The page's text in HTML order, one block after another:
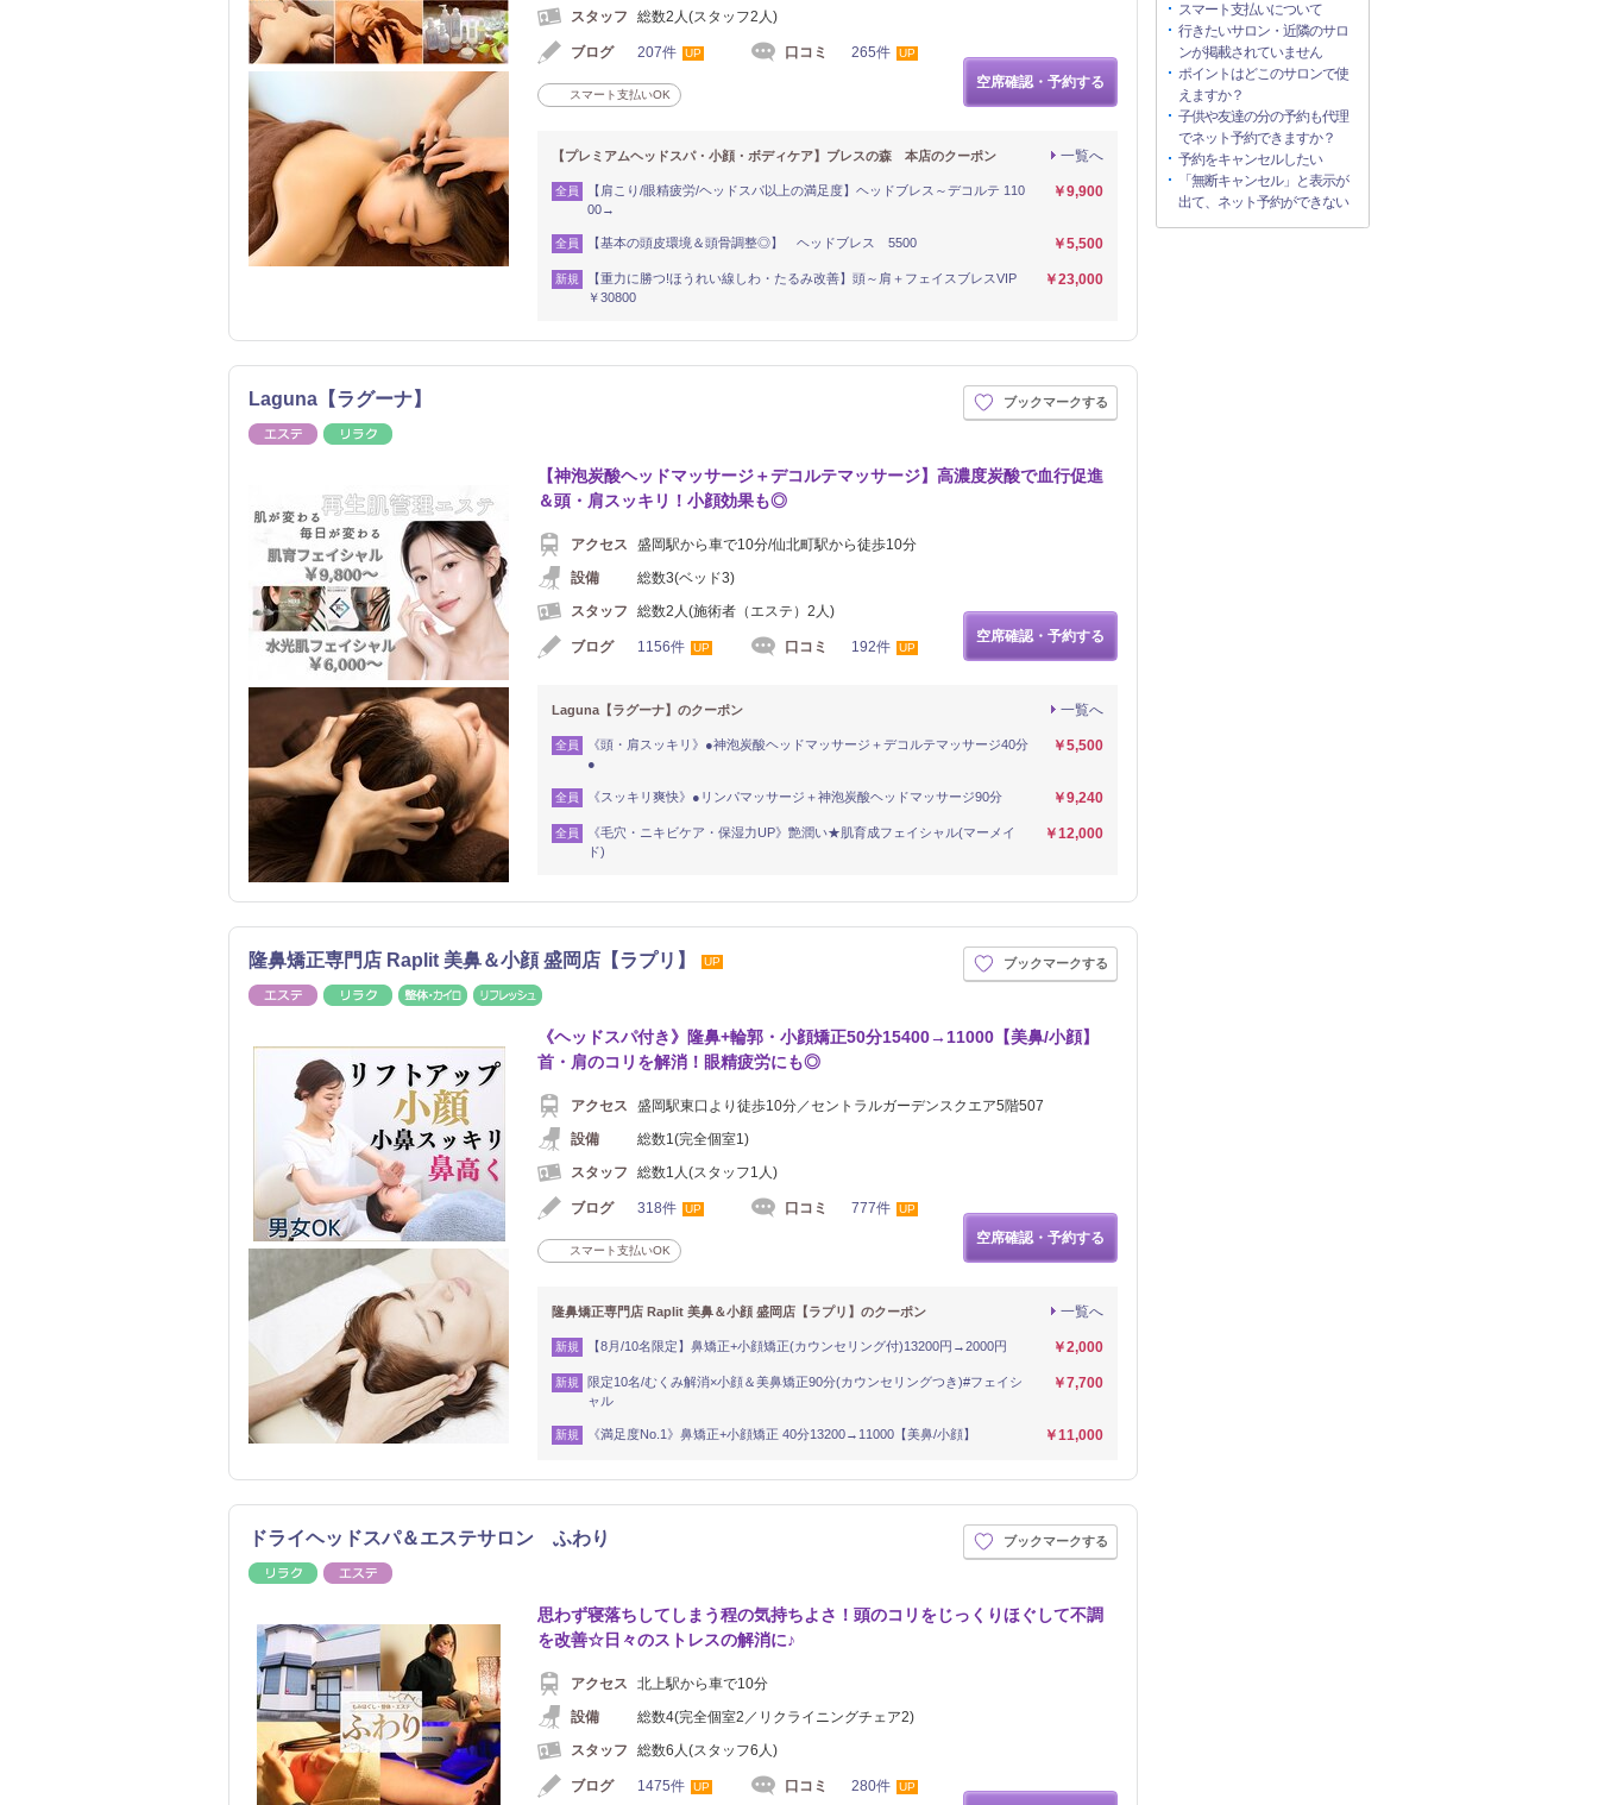
スタッフ
総数2人(スタッフ2人)
ブログ 207件 UP 口コミ 265件 UP
スマート支払いOK
空席確認・予約する
一覧へ
【プレミアムヘッドスパ・小顔・ボディケア】ブレスの森 本店のクーポン
全員
【肩こり/眼精疲労/ヘッドスパ以上の満足度】ヘッドブレス～デコルテ 110
00→
￥9,900
全員 【基本の頭皮環境＆頭骨調整◎】 ヘッドブレス 5500 ￥5,500
新規
【重力に勝つ!ほうれい線しわ・たるみ改善】頭～肩＋フェイスブレスVIP
￥30800
￥23,000
Laguna【ラグーナ】
エステ
ブックマークする
【神泡炭酸ヘッドマッサージ＋デコルテマッサージ】高濃度炭酸で血行促進
＆頭・肩スッキリ！小顔効果も◎
アクセス
盛岡駅から車で10分/仙北町駅から徒歩10分
設備
総数3(ベッド3)
スタッフ
総数2人(施術者（エステ）2人)
ブログ 1156件 UP 口コミ 192件 UP
空席確認・予約する
一覧へ
Laguna【ラグーナ】のクーポン
全員
《頭・肩スッキリ》●神泡炭酸ヘッドマッサージ＋デコルテマッサージ40分
●
￥5,500
全員 《スッキリ爽快》●リンパマッサージ＋神泡炭酸ヘッドマッサージ90分 ￥9,240
全員
《毛穴・ニキビケア・保湿力UP》艶潤い★肌育成フェイシャル(マーメイ
ド)
￥12,000
隆鼻矯正専門店 Raplit 美鼻＆小顔 盛岡店【ラプリ】 UP
エステ リラク 整体・カイロ
ブックマークする
《ヘッドスパ付き》隆鼻+輪郭・小顔矯正50分15400→11000【美鼻/小顔】
首・肩のコリを解消！眼精疲労にも◎
アクセス
盛岡駅東口より徒歩10分／セントラルガーデンスクエア5階507
設備
総数1(完全個室1)
スタッフ
総数1人(スタッフ1人)
ブログ 318件 UP 口コミ 777件 UP
スマート支払いOK
空席確認・予約する
一覧へ
隆鼻矯正専門店 Raplit 美鼻＆小顔 盛岡店【ラプリ】のクーポン
新規 【8月/10名限定】鼻矯正+小顔矯正(カウンセリング付)13200円→2000円 ￥2,000
新規
限定10名/むくみ解消×小顔＆美鼻矯正90分(カウンセリングつき)#フェイシ
ャル
￥7,700
新規 《満足度No.1》鼻矯正+小顔矯正 40分13200→11000【美鼻/小顔】 ￥11,000
ドライヘッドスパ＆エステサロン ふわり
リラク
ブックマークする
思わず寝落ちしてしまう程の気持ちよさ！頭のコリをじっくりほぐして不調
を改善☆日々のストレスの解消に♪
アクセス
北上駅から車で10分
設備
総数4(完全個室2／リクライニングチェア2)
スタッフ
総数6人(スタッフ6人)
ブログ 1475件 UP 口コミ 280件 UP
スマート支払いについて
行きたいサロン・近隣のサロ
ンが掲載されていません
ポイントはどこのサロンで使
えますか？
子供や友達の分の予約も代理
でネット予約できますか？
予約をキャンセルしたい
「無断キャンセル」と表示が
出て、ネット予約ができない